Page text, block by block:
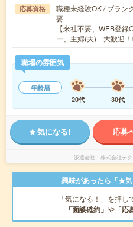
応募資格
職種未経験OK / ブラン
要
【来社不要、WEB登
ー、主婦(夫) 大歓迎
職場の雰囲気
年齢層
20代
30代
気になる! 応募
派遣会社 株式会社テ
興味があったら「★気
「気になる！」を押
「面談確約」 や 「応